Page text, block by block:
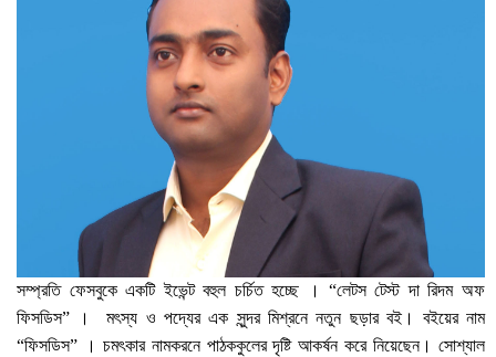
সম্প্রতি ফেসবুকে একটি ইভেন্ট বহুল চর্চিত হচ্ছে । “লেটস টেস্ট দা রিদম অফ
ফিসডিস” । মৎস্য ও পদ্যের এক সুন্দর মিশ্রনে নতুন ছড়ার বই। বইয়ের নাম
“ফিসডিস” । চমৎকার নামকরনে পাঠককুলের দৃষ্টি আকর্ষন করে নিয়েছেন। সোশ্যাল